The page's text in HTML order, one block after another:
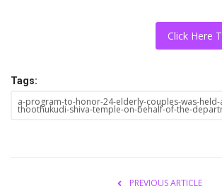
Click Here
Tags:
a-program-to-honor-24-elderly-couples-was-held-
thoothukudi-shiva-temple-on-behalf-of-the-
PREVIOUS ARTICLE